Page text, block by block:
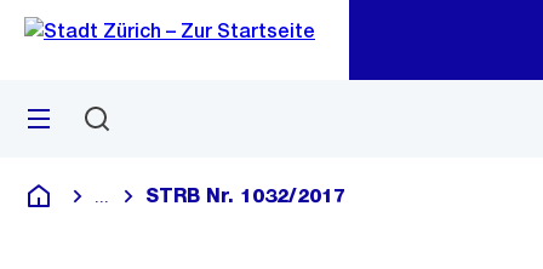
Navigation
Sprunglink
Menü
Deutsch
Blende alle Breadcrumbs ein
STRB Nr. 1032/2017